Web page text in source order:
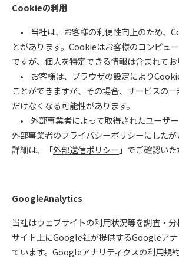
Cookieの利用
• 当社は、お客様の利便性向上のため、
とがあります。Cookieはお客様のコンピュ
ですが、個人を特定できる情報は含まれてお
• お客様は、ブラウザの設定により
ことができますが、その場合、サービスの
だけなくなる可能性があります。
• 外部事業者によって取得されたユーザー
外部事業者のプライバシーポリシーにしたが
詳細は、「外部送信ポリシー 」でご確認いた
GoogleAnalytics
当社はウェブサイトの利用状況等を調査・
サイト上にGoogle社が提供するGoogleア
ています。Googleアナリティクスの利用規